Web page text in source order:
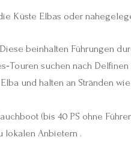
Küste Elbas oder
beinhalten Führungen
suchen nach
und halten an Stränden wie
(bis 40 PS ohne
lokalen Anbietern .